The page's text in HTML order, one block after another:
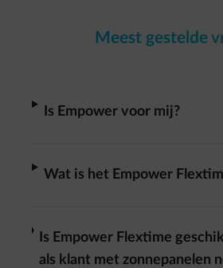
Meest gestelde
Is Empower voor mij?
Wat is het Empower
Is Empower Flextime
als klant met zonnepanelen